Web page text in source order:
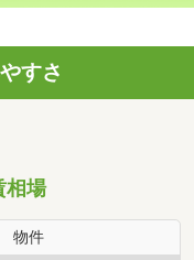
すさ
相場
物件